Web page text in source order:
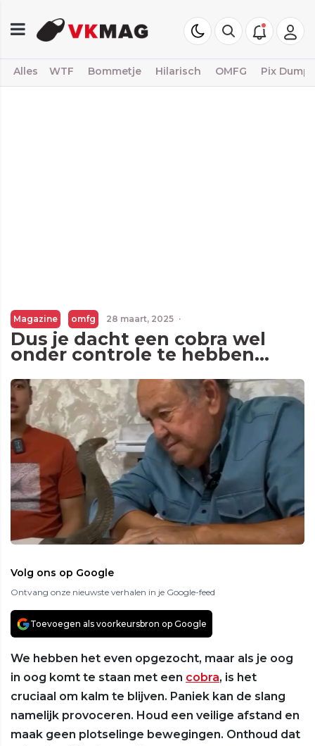
Alles WTF Bommetje Hilarisch OMFG Pix Dump
Magazine omfg 28 maart, 2025 ·
Dus je dacht een cobra wel
onder controle te hebben…
Volg ons op Google
Ontvang onze nieuwste verhalen in je Google-feed
Toevoegen als voorkeursbron op Google
We hebben het even opgezocht, maar als je oog
in oog komt te staan met een cobra, is het
cruciaal om kalm te blijven. Paniek kan de slang
namelijk provoceren. Houd een veilige afstand en
maak geen plotselinge bewegingen. Onthoud dat